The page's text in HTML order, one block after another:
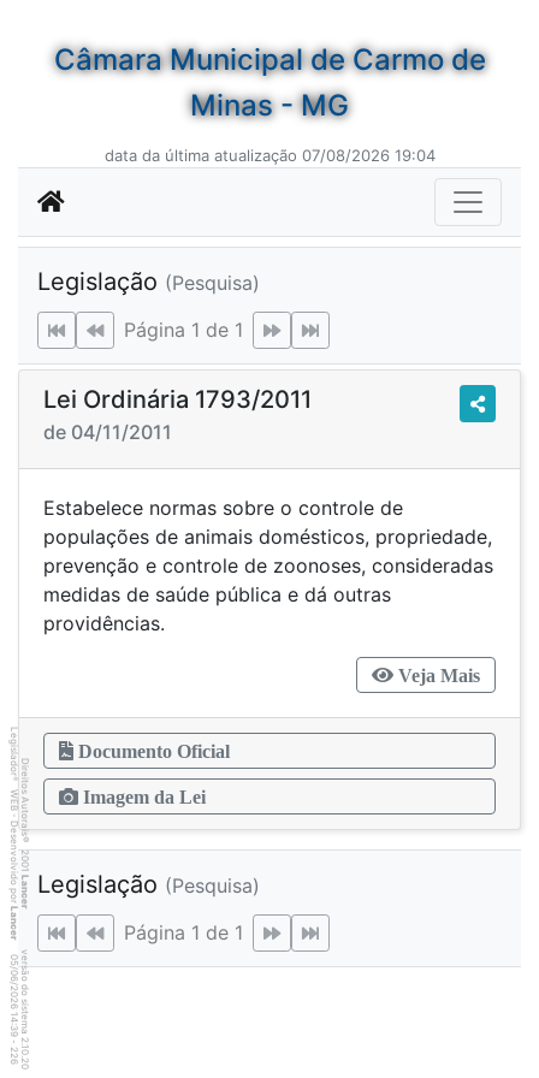
Câmara Municipal de Carmo de
Minas - MG
data da última atualização 07/08/2026 19:04
Legislação (Pesquisa)
Página 1 de 1
Lei Ordinária 1793/2011
de 04/11/2011
Estabelece normas sobre o controle de
populações de animais domésticos, propriedade,
prevenção e controle de zoonoses, consideradas
medidas de saúde pública e dá outras
providências.
Veja Mais
Documento Oficial
Imagem da Lei
Legislação (Pesquisa)
Página 1 de 1
Direitos Autorais
©
2001
Lancer
Legislador
®
WEB - Desenvolvido por
Lancer
versão do sistema 2.10.20
2
2
6
-
4
:3
9
0
5
/
0
6
/
2
0
2
6